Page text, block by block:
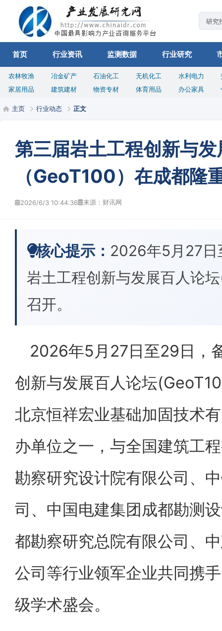
首页 行业资讯 监测数据 行业研究
农林牧渔 冶金矿产 石油化工 无机化工 水利电力
家居用品
建筑建材 物资专材 体育用品 办公家具
主页 行业动态 正文
第三届岩土工程创新与
（GeoT100）在成都隆
2026/6/3 10:44:36 来源：财讯网
核心提示： 2026年5月27日
岩土工程创新与发展百人论
召开。
2026年5月27日至29日，
创新与发展百人论坛
北京恒祥宏业基础加固技术
办单位之一，与全国建筑工
勘察研究设计院有限公司、
司、中国电建集团成都勘测
都勘察研究总院有限公司、
公司等行业领军企业共同携
级学术盛会。